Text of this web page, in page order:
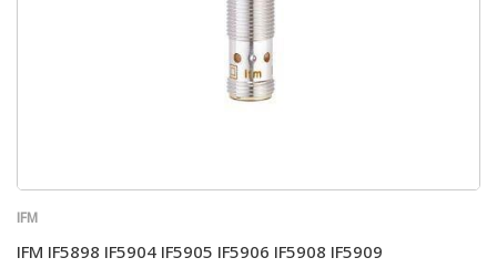
IFM
IFM IF5898 IF5904 IF5905 IF5906 IF5908 IF5909